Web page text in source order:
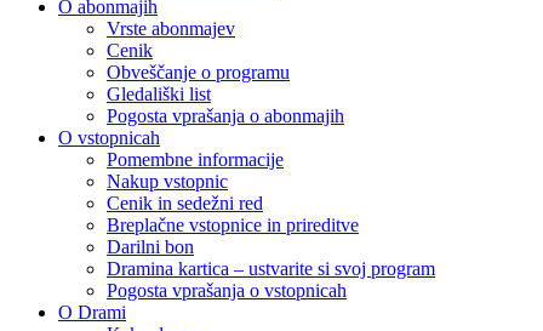
O abonmajih
Vrste abonmajev
Cenik
Obveščanje o programu
Gledališki list
Pogosta vprašanja o abonmajih
O vstopnicah
Pomembne informacije
Nakup vstopnic
Cenik in sedežni red
Breplačne vstopnice in prireditve
Darilni bon
Dramina kartica – ustvarite si svoj program
Pogosta vprašanja o vstopnicah
O Drami